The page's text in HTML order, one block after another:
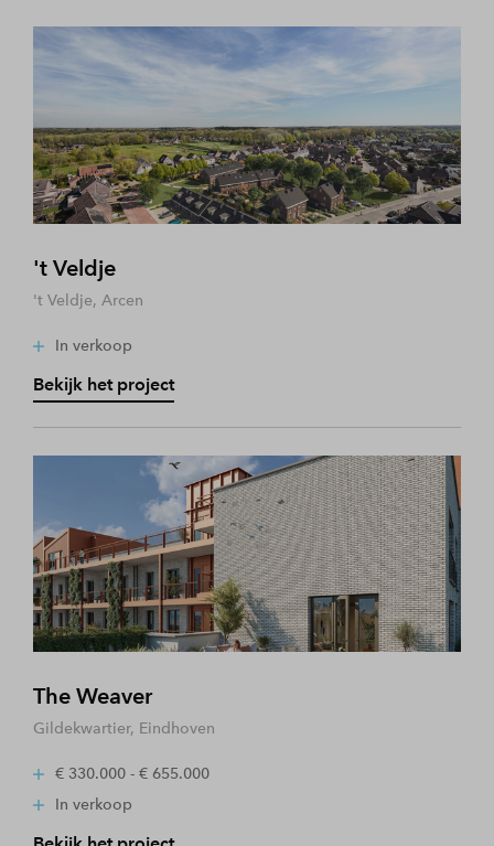
't Veldje
't Veldje, Arcen
In verkoop
Bekijk het project
The Weaver
Gildekwartier, Eindhoven
€ 330.000 - € 655.000
In verkoop